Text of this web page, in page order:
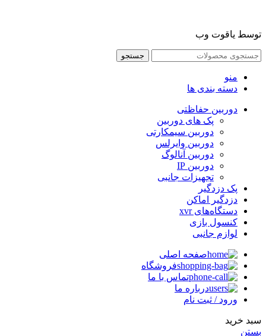
توسط یاقوت وب
جستجو
منو
دسته بندی ها
دوربین حفاظتی
پک های دوربین
دوربین سیمکارتی
دوربین وایرلس
دوربین آنالوگ
دوربین IP
تجهیزات جانبی
پک دزدگیر
دزدگیر اماکن
دستگاه‌های xvr
کنسول بازی
لوازم جانبی
صفحه اصلی
فروشگاه
تماس با ما
درباره ما
ورود / ثبت نام
سبد خرید
بستن